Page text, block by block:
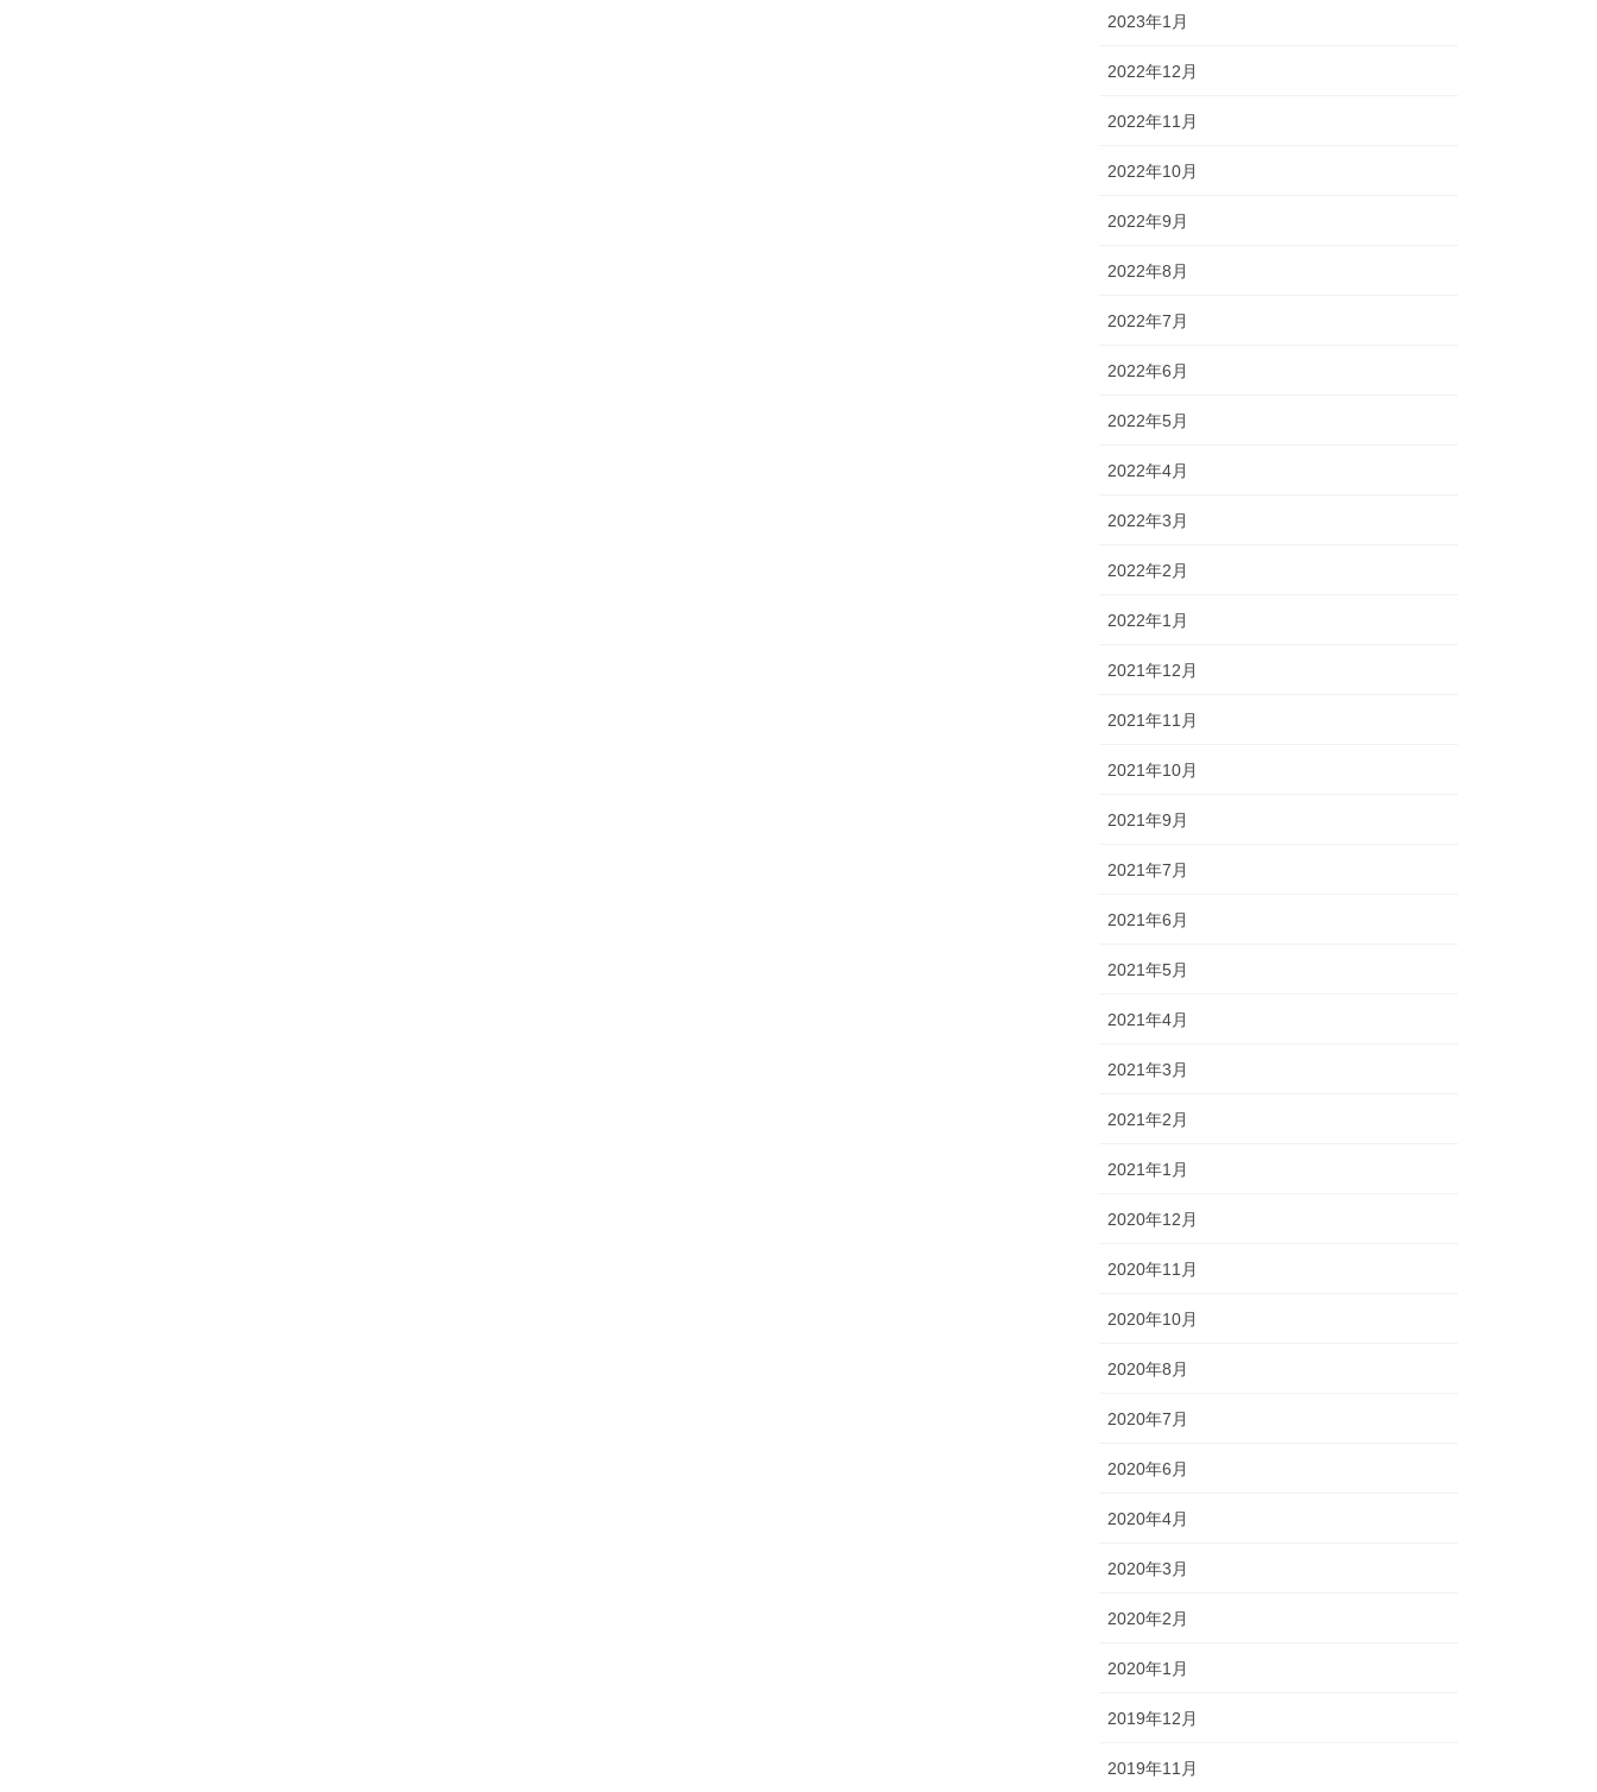
2023年1月
2022年12月
2022年11月
2022年10月
2022年9月
2022年8月
2022年7月
2022年6月
2022年5月
2022年4月
2022年3月
2022年2月
2022年1月
2021年12月
2021年11月
2021年10月
2021年9月
2021年7月
2021年6月
2021年5月
2021年4月
2021年3月
2021年2月
2021年1月
2020年12月
2020年11月
2020年10月
2020年8月
2020年7月
2020年6月
2020年4月
2020年3月
2020年2月
2020年1月
2019年12月
2019年11月